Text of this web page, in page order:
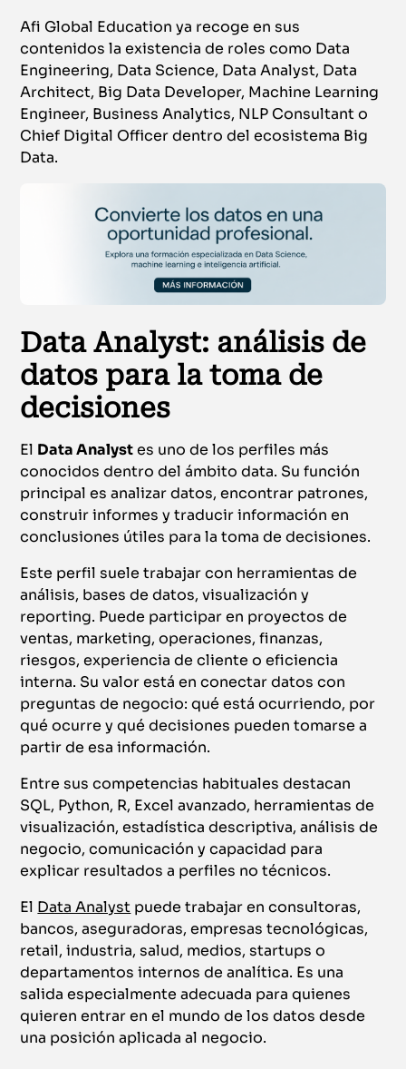
Afi Global Education ya recoge en sus
contenidos la existencia de roles como Data
Engineering, Data Science, Data Analyst, Data
Architect, Big Data Developer, Machine Learning
Engineer, Business Analytics, NLP Consultant o
Chief Digital Officer dentro del ecosistema Big
Data.
Data Analyst: análisis de
datos para la toma de
decisiones
El Data Analystes uno de los perfiles más
conocidos dentro del ámbito data. Su función
principal es analizar datos, encontrar patrones,
construir informes y traducir información en
conclusiones útiles para la toma de decisiones.
Este perfil suele trabajar con herramientas de
análisis, bases de datos, visualización y
reporting. Puede participar en proyectos de
ventas, marketing, operaciones, finanzas,
riesgos, experiencia de cliente o eficiencia
interna. Su valor está en conectar datos con
preguntas de negocio: qué está ocurriendo, por
qué ocurre y qué decisiones pueden tomarse a
partir de esa información.
Entre sus competencias habituales destacan
SQL, Python, R, Excel avanzado, herramientas de
visualización, estadística descriptiva, análisis de
negocio, comunicación y capacidad para
explicar resultados a perfiles no técnicos.
El Data Analyst puede trabajar en consultoras,
bancos, aseguradoras, empresas tecnológicas,
retail, industria, salud, medios, startups o
departamentos internos de analítica. Es una
salida especialmente adecuada para quienes
quieren entrar en el mundo de los datos desde
una posición aplicada al negocio.